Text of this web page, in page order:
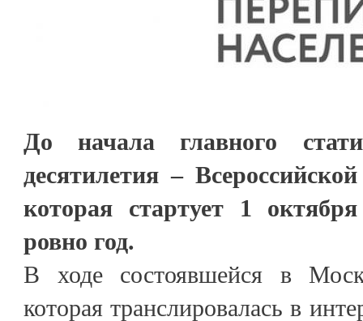
До начала главного
десятилетия –
которая стартует 1
ровно год.
В ходе состоявшейся в
которая транслировалась в